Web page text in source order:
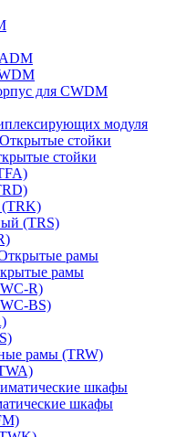
для CWDM
модуля
стойки
(TRK)
(TRS)
рамы
R)
BS)
рамы (TRW)
шкафы